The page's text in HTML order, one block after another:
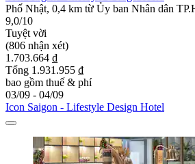
Phố Nhật, 0,4 km từ Ủy ban Nhân dân
9,0/10
Tuyệt vời
(806 nhận xét)
1.703.664 ₫
Tổng 1.931.955 ₫
bao gồm thuế & phí
03/09 - 04/09
Icon Saigon - Lifestyle Design Hotel